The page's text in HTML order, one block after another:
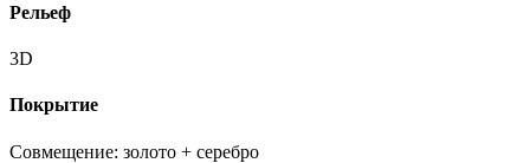
Рельеф
3D
Покрытие
Совмещение: золото + серебро